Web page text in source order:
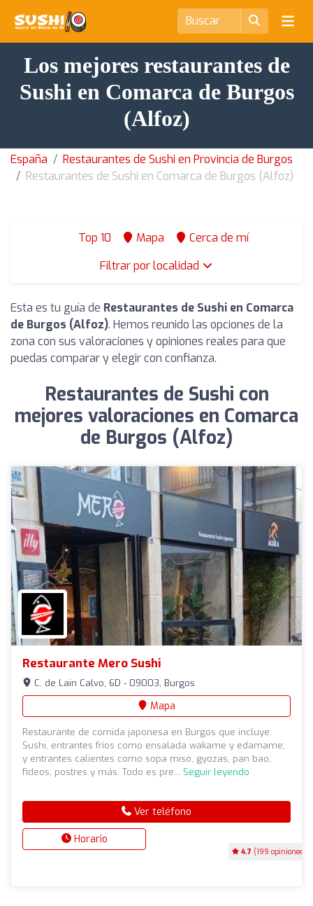
Los mejores restaurantes de
Sushi en Comarca de Burgos
(Alfoz)
España
Restaurantes de Sushi en Provincia de Burgos
Restaurantes de Sushi en Comarca de Burgos (Alfoz)
Top 10 Mapa
Cerca de mí
Filtrar por localidad
Esta es tu guía de Restaurantes de Sushi en Comarca
de Burgos (Alfoz). Hemos reunido las opciones de la
zona con sus valoraciones y opiniones reales para que
puedas comparar y elegir con confianza.
Restaurantes de Sushi con
mejores valoraciones en Comarca
de Burgos (Alfoz)
Restaurante Mero Sushi
4.7 (199 opiniones)
C. de Lain Calvo, 6D - 09003, Burgos
Mapa
Restaurante de comida japonesa en Burgos que incluye:
Sushi, entrantes fríos como ensalada wakame y edamame;
y entrantes calientes como sopa miso, gyozas, pan bao;
fideos, postres y más. Todo es pre... Seguir leyendo
Ver teléfono
Horario